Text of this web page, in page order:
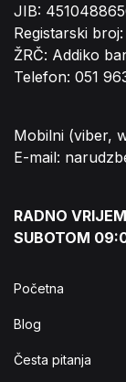
JIB:
Registarski
ŽRČ: Addiko
Telefon: 051
Mobilni (viber,
E-mail:
RADNO
SUBOTOM
Početna
Blog
Česta pitanja